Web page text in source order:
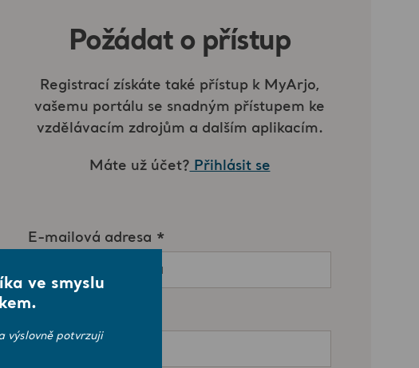
ve smyslu
výslovně potvrzuji